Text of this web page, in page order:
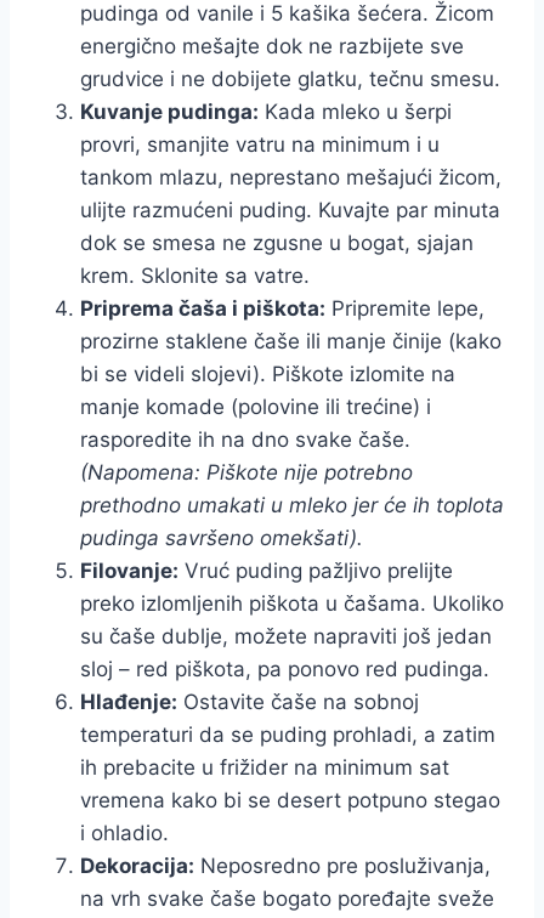
pudinga od vanile i 5 kašika šećera. Žicom
energično mešajte dok ne razbijete sve
grudvice i ne dobijete glatku, tečnu smesu.
Kuvanje pudinga: Kada mleko u šerpi
provri, smanjite vatru na minimum i u
tankom mlazu, neprestano mešajući žicom,
ulijte razmućeni puding. Kuvajte par minuta
dok se smesa ne zgusne u bogat, sjajan
krem. Sklonite sa vatre.
Priprema čaša i piškota: Pripremite lepe,
prozirne staklene čaše ili manje činije (kako
bi se videli slojevi). Piškote izlomite na
manje komade (polovine ili trećine) i
rasporedite ih na dno svake čaše.
(Napomena: Piškote nije potrebno
prethodno umakati u mleko jer će ih toplota
pudinga savršeno omekšati).
Filovanje: Vruć puding pažljivo prelijte
preko izlomljenih piškota u čašama. Ukoliko
su čaše dublje, možete napraviti još jedan
sloj – red piškota, pa ponovo red pudinga.
Hlađenje: Ostavite čaše na sobnoj
temperaturi da se puding prohladi, a zatim
ih prebacite u frižider na minimum sat
vremena kako bi se desert potpuno stegao
i ohladio.
Dekoracija: Neposredno pre posluživanja,
na vrh svake čaše bogato poređajte sveže